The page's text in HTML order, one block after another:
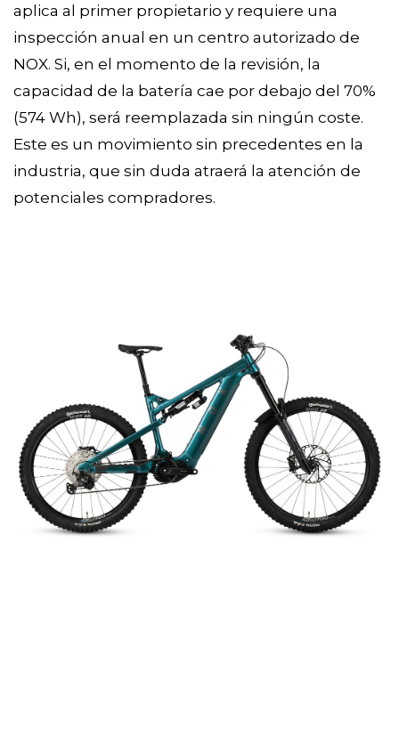
aplica al primer propietario y requiere una
inspección anual en un centro autorizado de
NOX. Si, en el momento de la revisión, la
capacidad de la batería cae por debajo del 70%
(574 Wh), será reemplazada sin ningún coste.
Este es un movimiento sin precedentes en la
industria, que sin duda atraerá la atención de
potenciales compradores.